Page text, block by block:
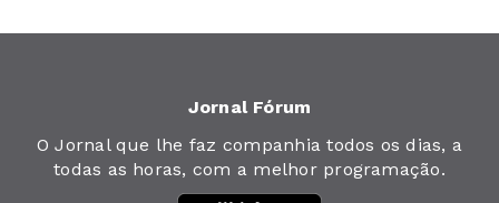
Jornal Fórum
O Jornal que lhe faz companhia todos os dias, a
todas as horas, com a melhor programação.